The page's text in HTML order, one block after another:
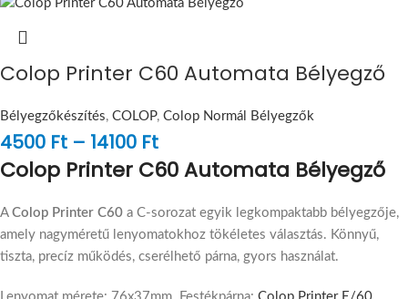
Colop Printer C60 Automata Bélyegző
Bélyegzőkészítés, COLOP, Colop Normál Bélyegzők
4500 Ft – 14100 Ft
Colop Printer C60 Automata Bélyegző
A Colop Printer C60 a C-sorozat egyik legkompaktabb bélyegzője,
amely nagyméretű lenyomatokhoz tökéletes választás. Könnyű,
tiszta, precíz működés, cserélhető párna, gyors használat.